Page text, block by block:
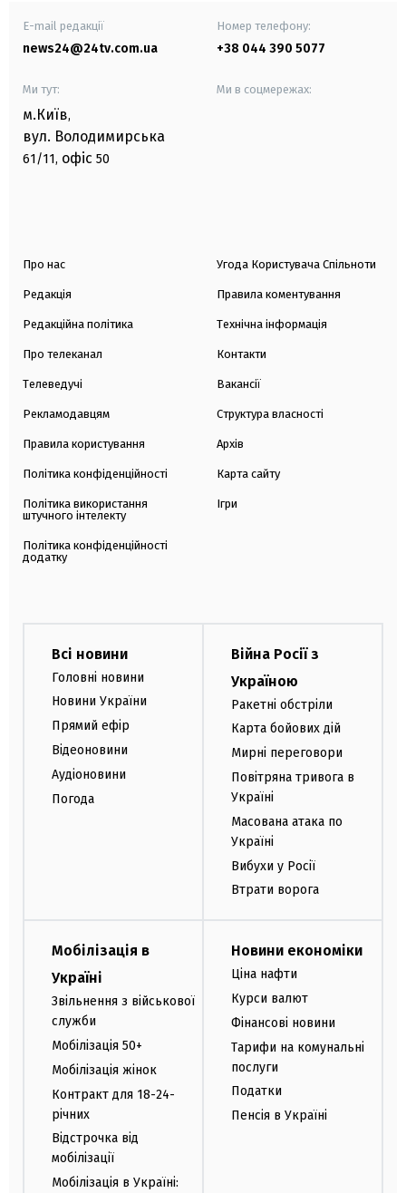
E-mail редакції
news24@24tv.com.ua
Номер телефону:
+38 044 390 5077
Ми тут:
м.Київ,
вул. Володимирська
61/11, офіс 50
Ми в соцмережах:
Про нас
Редакція
Редакційна політика
Про телеканал
Телеведучі
Рекламодавцям
Правила користування
Політика конфіденційності
Політика використання
штучного інтелекту
Політика конфіденційності
додатку
Угода Користувача Спільноти
Правила коментування
Технічна інформація
Контакти
Вакансії
Структура власності
Архів
Карта сайту
Ігри
Всі новини
Головні новини
Новини України
Прямий ефір
Відеоновини
Аудіоновини
Погода
Війна Росії з
Україною
Ракетні обстріли
Карта бойових дій
Мирні переговори
Повітряна тривога в
Україні
Масована атака по
Україні
Вибухи у Росії
Втрати ворога
Мобілізація в
Україні
Звільнення з військової
служби
Мобілізація 50+
Мобілізація жінок
Контракт для 18-24-
річних
Відстрочка від
мобілізації
Мобілізація в Україні:
Новини економіки
Ціна нафти
Курси валют
Фінансові новини
Тарифи на комунальні
послуги
Податки
Пенсія в Україні